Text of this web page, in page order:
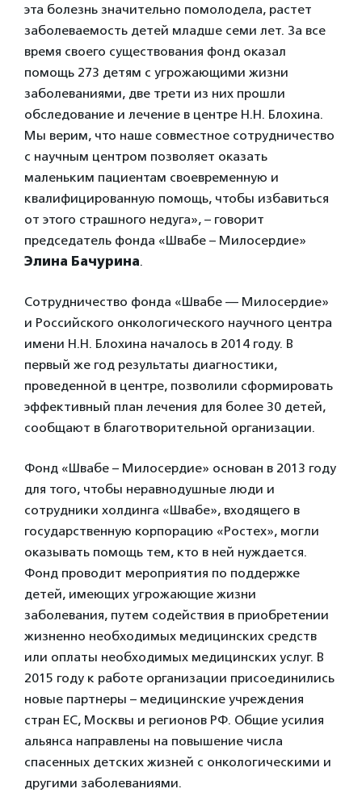
эта болезнь значительно помолодела, растет
заболеваемость детей младше семи лет. За все
время своего существования фонд оказал
помощь 273 детям с угрожающими жизни
заболеваниями, две трети из них прошли
обследование и лечение в центре Н.Н. Блохина.
Мы верим, что наше совместное сотрудничество
с научным центром позволяет оказать
маленьким пациентам своевременную и
квалифицированную помощь, чтобы избавиться
от этого страшного недуга», – говорит
председатель фонда «Швабе – Милосердие»
Элина Бачурина.
Сотрудничество фонда «Швабе — Милосердие»
и Российского онкологического научного центра
имени Н.Н. Блохина началось в 2014 году. В
первый же год результаты диагностики,
проведенной в центре, позволили сформировать
эффективный план лечения для более 30 детей,
сообщают в благотворительной организации.
Фонд «Швабе – Милосердие» основан в 2013 году
для того, чтобы неравнодушные люди и
сотрудники холдинга «Швабе», входящего в
государственную корпорацию «Ростех», могли
оказывать помощь тем, кто в ней нуждается.
Фонд проводит мероприятия по поддержке
детей, имеющих угрожающие жизни
заболевания, путем содействия в приобретении
жизненно необходимых медицинских средств
или оплаты необходимых медицинских услуг. В
2015 году к работе организации присоединились
новые партнеры – медицинские учреждения
стран ЕС, Москвы и регионов РФ. Общие усилия
альянса направлены на повышение числа
спасенных детских жизней с онкологическими и
другими заболеваниями.